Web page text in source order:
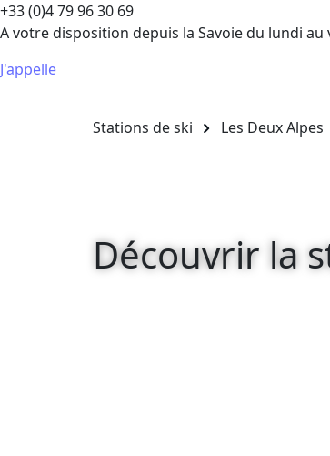
+33 (0)4 79 96 30 69
A votre disposition depuis la Savoie du lundi
J'appelle
Stations de ski Les Deux Alpes
Découvrir la